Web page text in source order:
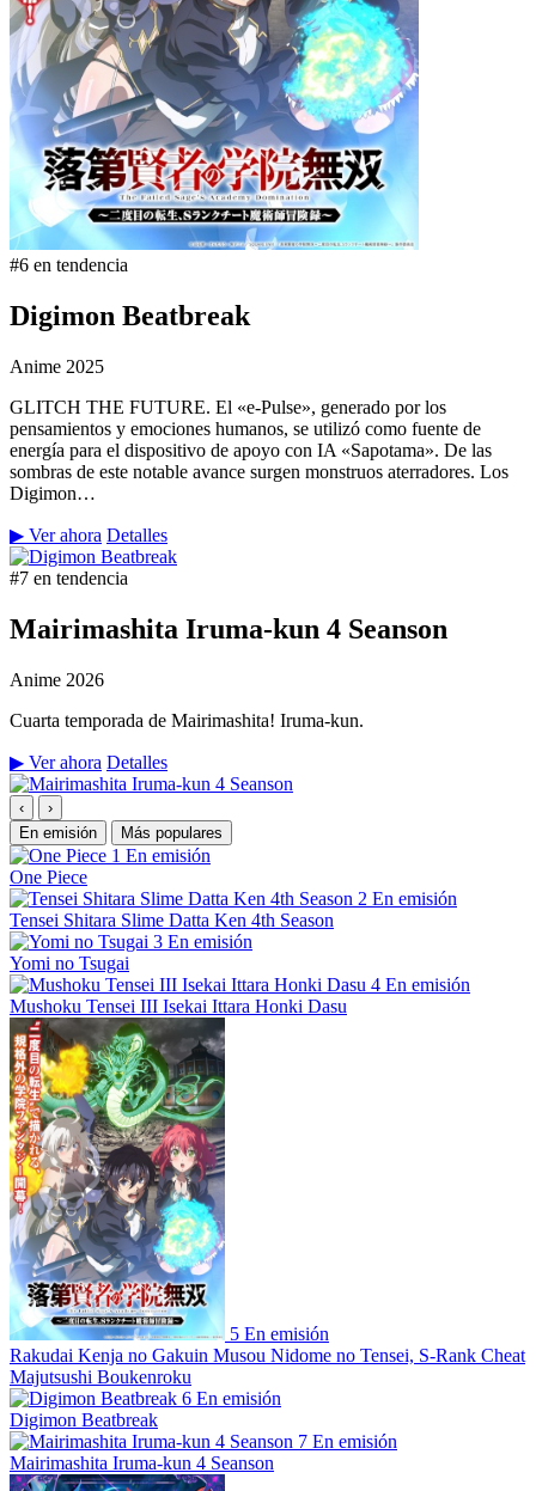
#6 en tendencia
Digimon Beatbreak
Anime 2025
GLITCH THE FUTURE. El «e-Pulse», generado por los
pensamientos y emociones humanos, se utilizó como fuente de
energía para el dispositivo de apoyo con IA «Sapotama». De las
sombras de este notable avance surgen monstruos aterradores. Los
Digimon…
▶ Ver ahora Detalles
#7 en tendencia
Mairimashita Iruma-kun 4 Seanson
Anime 2026
Cuarta temporada de Mairimashita! Iruma-kun.
▶ Ver ahora Detalles
‹
›
En emisión
Más populares
1 En emisión
One Piece
2 En emisión
Tensei Shitara Slime Datta Ken 4th Season
3 En emisión
Yomi no Tsugai
4 En emisión
Mushoku Tensei III Isekai Ittara Honki Dasu
5 En emisión
Rakudai Kenja no Gakuin Musou Nidome no Tensei, S-Rank Cheat
Majutsushi Boukenroku
6 En emisión
Digimon Beatbreak
7 En emisión
Mairimashita Iruma-kun 4 Seanson